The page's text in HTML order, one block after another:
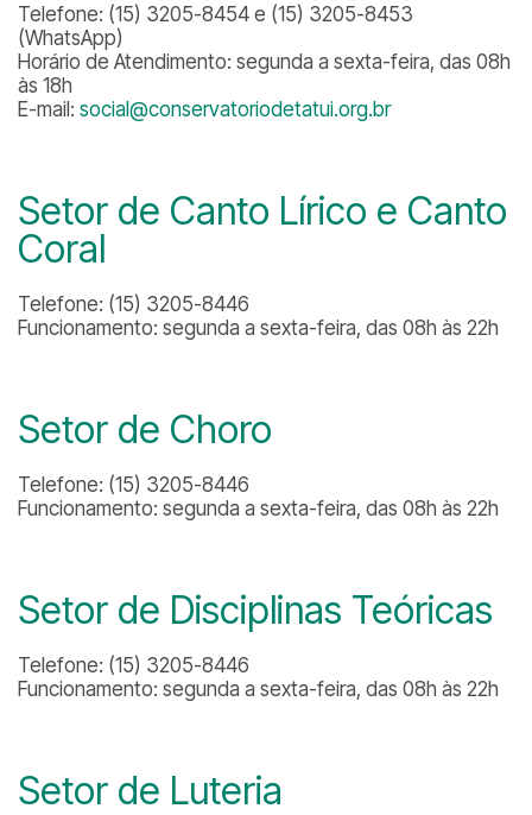
Telefone: (15) 3205-8454 e (15) 3205-8453
(WhatsApp)
Horário de Atendimento: segunda a sexta-feira, das 08h
às 18h
E-mail: social@conservatoriodetatui.org.br
Setor de Canto Lírico e Canto
Coral
Telefone: (15) 3205-8446
Funcionamento: segunda a sexta-feira, das 08h às 22h
Setor de Choro
Telefone: (15) 3205-8446
Funcionamento: segunda a sexta-feira, das 08h às 22h
Setor de Disciplinas Teóricas
Telefone: (15) 3205-8446
Funcionamento: segunda a sexta-feira, das 08h às 22h
Setor de Luteria